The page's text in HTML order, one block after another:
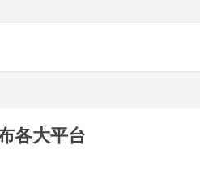
各大平台